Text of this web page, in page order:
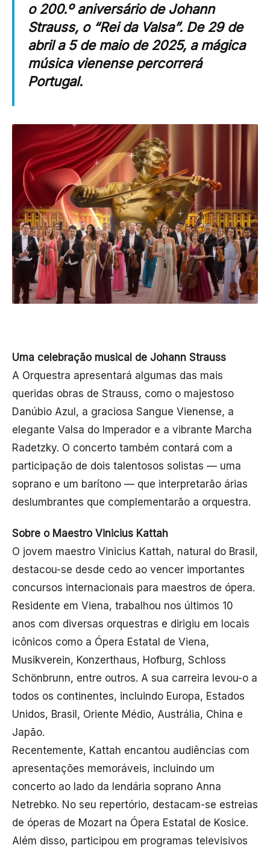
o 200.º aniversário de Johann
Strauss, o “Rei da Valsa”. De 29 de
abril a 5 de maio de 2025, a mágica
música vienense percorrerá
Portugal.
Uma celebração musical de Johann Strauss
A Orquestra apresentará algumas das mais
queridas obras de Strauss, como o majestoso
Danúbio Azul, a graciosa Sangue Vienense, a
elegante Valsa do Imperador e a vibrante Marcha
Radetzky. O concerto também contará com a
participação de dois talentosos solistas — uma
soprano e um barítono — que interpretarão árias
deslumbrantes que complementarão a orquestra.
Sobre o Maestro Vinicius Kattah
O jovem maestro Vinicius Kattah, natural do Brasil,
destacou-se desde cedo ao vencer importantes
concursos internacionais para maestros de ópera.
Residente em Viena, trabalhou nos últimos 10
anos com diversas orquestras e dirigiu em locais
icônicos como a Ópera Estatal de Viena,
Musikverein, Konzerthaus, Hofburg, Schloss
Schönbrunn, entre outros. A sua carreira levou-o a
todos os continentes, incluindo Europa, Estados
Unidos, Brasil, Oriente Médio, Austrália, China e
Japão.
Recentemente, Kattah encantou audiências com
apresentações memoráveis, incluindo um
concerto ao lado da lendária soprano Anna
Netrebko. No seu repertório, destacam-se estreias
de óperas de Mozart na Ópera Estatal de Kosice.
Além disso, participou em programas televisivos